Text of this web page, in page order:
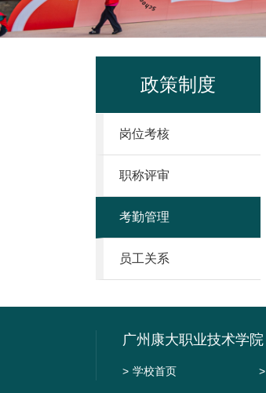
政策制度
岗位考核
职称评审
考勤管理
员工关系
广州康大职业技术学院
> 学校首页 >